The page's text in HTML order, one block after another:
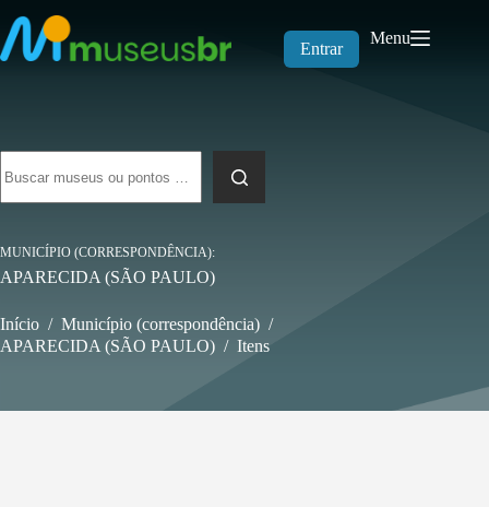
para
o
conteúdo
Entrar
Menu
resultados
MUNICÍPIO (CORRESPONDÊNCIA)
APARECIDA (SÃO PAULO)
Início / Município (correspondência) /
APARECIDA (SÃO PAULO) / Itens